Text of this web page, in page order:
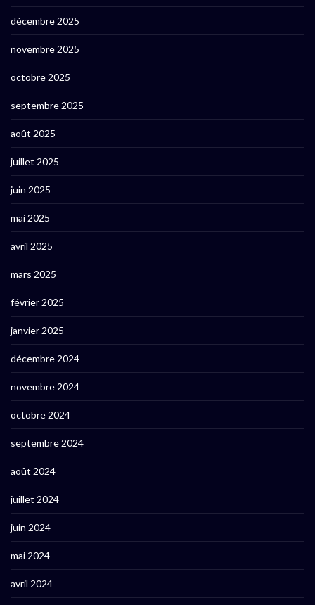
décembre 2025
novembre 2025
octobre 2025
septembre 2025
août 2025
juillet 2025
juin 2025
mai 2025
avril 2025
mars 2025
février 2025
janvier 2025
décembre 2024
novembre 2024
octobre 2024
septembre 2024
août 2024
juillet 2024
juin 2024
mai 2024
avril 2024